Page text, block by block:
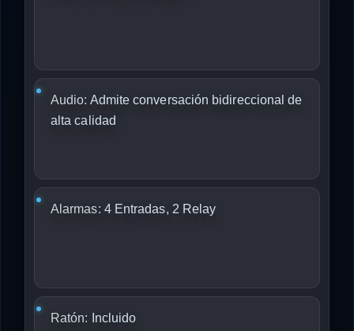
Audio: Admite conversación bidireccional de
alta calidad
Alarmas: 4 Entradas, 2 Relay
Ratón: Incluido